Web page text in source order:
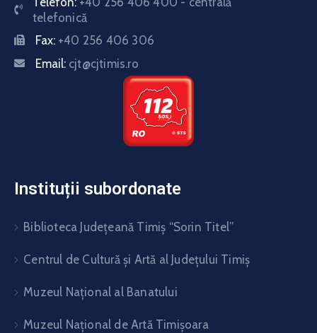
telefonică
Fax: +40 256 406 306
Email: cjt@cjtimis.ro
Instituții subordonate
Biblioteca Judeţeană Timiş “Sorin Titel”
Centrul de Cultură şi Artă al Judeţului Timiş
Muzeul Național al Banatului
Muzeul Național de Artă Timişoara